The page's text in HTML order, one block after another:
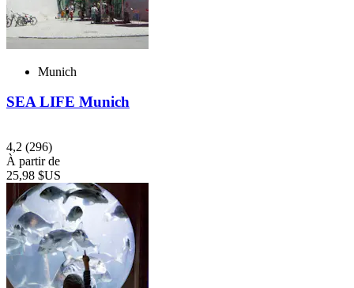
Munich
SEA LIFE Munich
4,2 (296)
À partir de
25,98 $US